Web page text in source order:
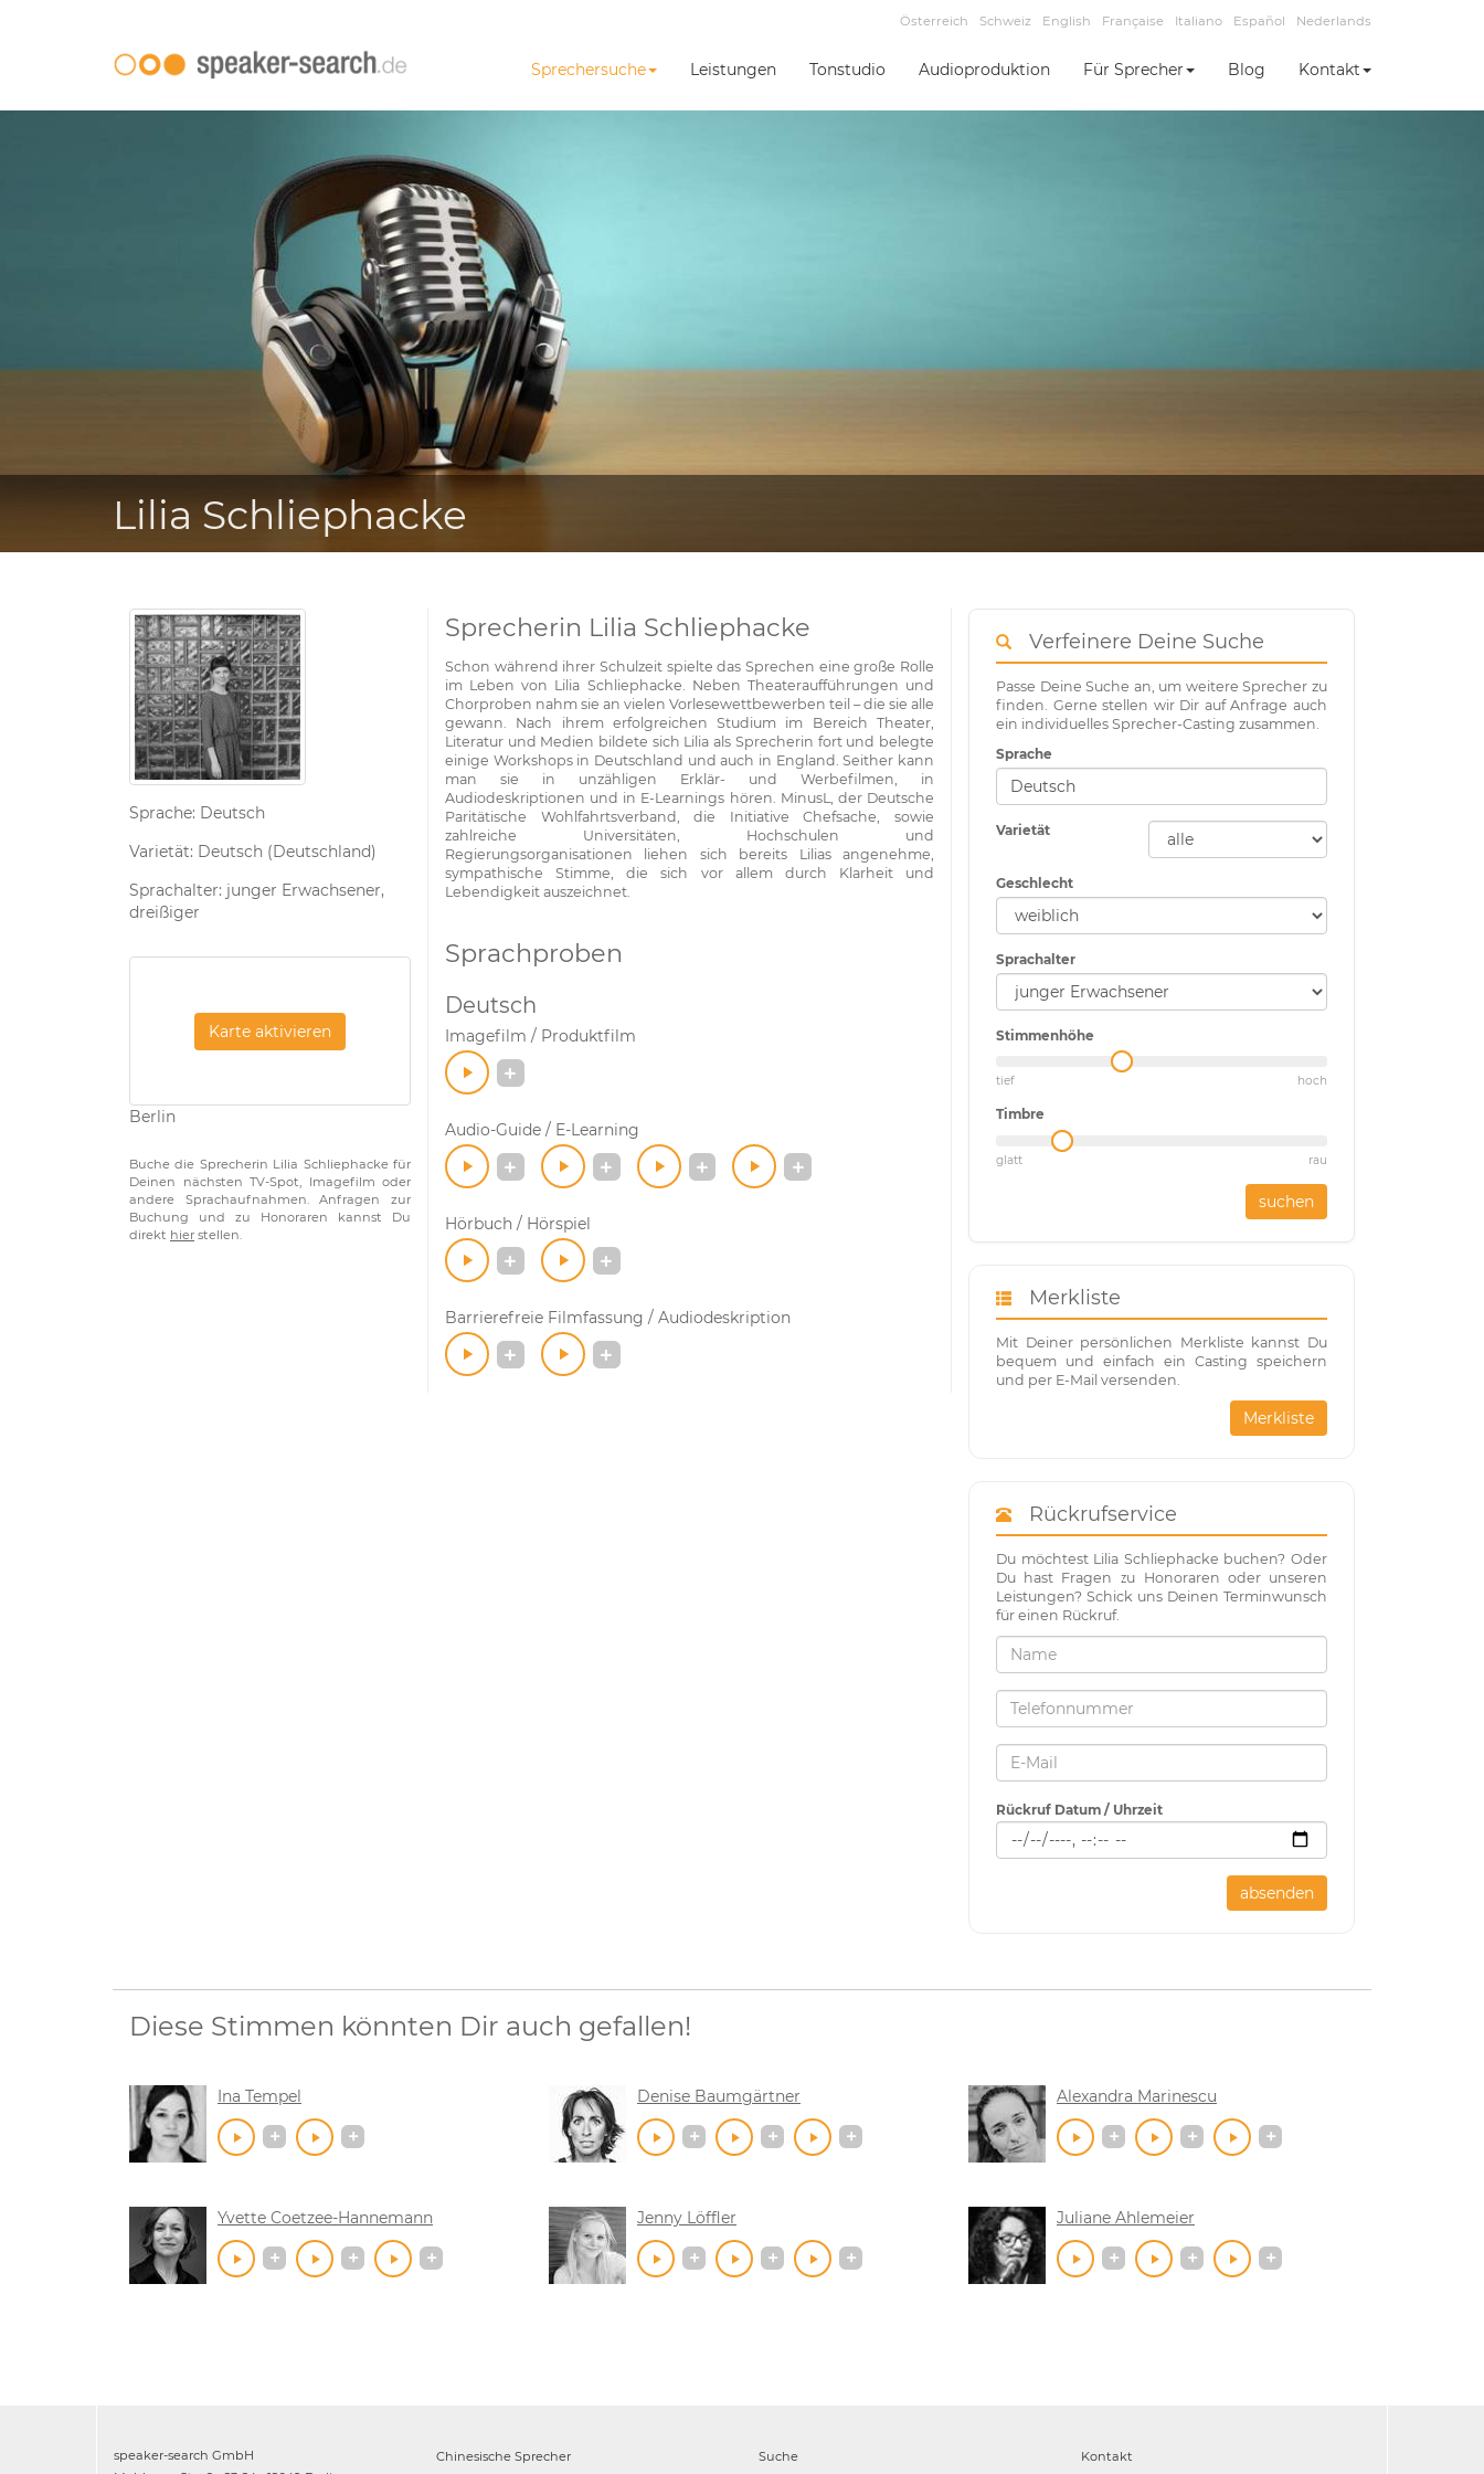
Österreich Schweiz English Française Italiano Español Nederlands
Sprechersuche Leistungen Tonstudio Audioproduktion Für Sprecher Blog Kontakt
Lilia Schliephacke
Sprache: Deutsch
Varietät: Deutsch (Deutschland)
Sprachalter: junger Erwachsener,
dreißiger
Karte aktivieren
Berlin
Buche die Sprecherin Lilia Schliephacke für
Deinen nächsten TV-Spot, Imagefilm oder
andere Sprachaufnahmen. Anfragen zur
Buchung und zu Honoraren kannst Du
direkt hier stellen.
Sprecherin Lilia Schliephacke
Schon während ihrer Schulzeit spielte das Sprechen eine große Rolle
im Leben von Lilia Schliephacke. Neben Theateraufführungen und
Chorproben nahm sie an vielen Vorlesewettbewerben teil – die sie alle
gewann. Nach ihrem erfolgreichen Studium im Bereich Theater,
Literatur und Medien bildete sich Lilia als Sprecherin fort und belegte
einige Workshops in Deutschland und auch in England. Seither kann
man sie in unzähligen Erklär- und Werbefilmen, in
Audiodeskriptionen und in E-Learnings hören. MinusL, der Deutsche
Paritätische Wohlfahrtsverband, die Initiative Chefsache, sowie
zahlreiche Universitäten, Hochschulen und
Regierungsorganisationen liehen sich bereits Lilias angenehme,
sympathische Stimme, die sich vor allem durch Klarheit und
Lebendigkeit auszeichnet.
Sprachproben
Deutsch
Imagefilm / Produktfilm
Audio-Guide / E-Learning
Hörbuch / Hörspiel
Barrierefreie Filmfassung / Audiodeskription
Verfeinere Deine Suche
Passe Deine Suche an, um weitere Sprecher zu
finden. Gerne stellen wir Dir auf Anfrage auch
ein individuelles Sprecher-Casting zusammen.
Sprache
Varietät
Geschlecht
Sprachalter
Stimmenhöhe
tief hoch
Timbre
glatt rau
suchen
Merkliste
Mit Deiner persönlichen Merkliste kannst Du
bequem und einfach ein Casting speichern
und per E-Mail versenden.
Merkliste
Rückrufservice
Du möchtest Lilia Schliephacke buchen? Oder
Du hast Fragen zu Honoraren oder unseren
Leistungen? Schick uns Deinen Terminwunsch
für einen Rückruf.
Rückruf Datum / Uhrzeit
absenden
Diese Stimmen könnten Dir auch gefallen!
Ina Tempel Denise Baumgärtner Alexandra Marinescu
Yvette Coetzee-Hannemann Jenny Löffler Juliane Ahlemeier
speaker-search GmbH
Chinesische Sprecher
Suche
Kontakt